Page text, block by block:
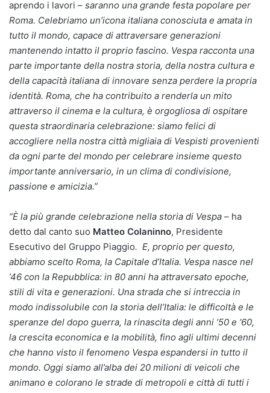
aprendo i lavori – saranno una grande festa popolare per
Roma. Celebriamo un’icona italiana conosciuta e amata in
tutto il mondo, capace di attraversare generazioni
mantenendo intatto il proprio fascino. Vespa racconta una
parte importante della nostra storia, della nostra cultura e
della capacità italiana di innovare senza perdere la propria
identità. Roma, che ha contribuito a renderla un mito
attraverso il cinema e la cultura, è orgogliosa di ospitare
questa straordinaria celebrazione: siamo felici di
accogliere nella nostra città migliaia di Vespisti provenienti
da ogni parte del mondo per celebrare insieme questo
importante anniversario, in un clima di condivisione,
passione e amicizia.”
“È la più grande celebrazione nella storia di Vespa – ha
detto dal canto suo Matteo Colaninno, Presidente
Esecutivo del Gruppo Piaggio. E, proprio per questo,
abbiamo scelto Roma, la Capitale d’Italia. Vespa nasce nel
’46 con la Repubblica: in 80 anni ha attraversato epoche,
stili di vita e generazioni. Una strada che si intreccia in
modo indissolubile con la storia dell’Italia: le difficoltà e le
speranze del dopo guerra, la rinascita degli anni ‘50 e ‘60,
la crescita economica e la mobilità, fino agli ultimi decenni
che hanno visto il fenomeno Vespa espandersi in tutto il
mondo. Oggi siamo all’alba dei 20 milioni di veicoli che
animano e colorano le strade di metropoli e città di tutti i